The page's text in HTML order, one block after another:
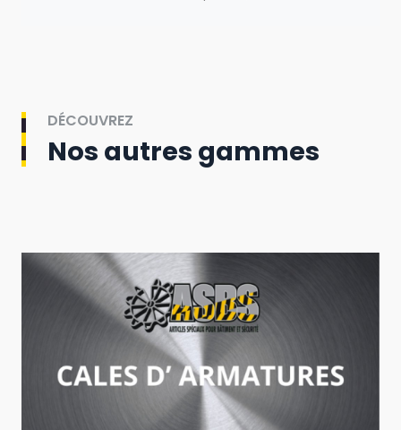
DÉCOUVREZ
Nos autres gammes